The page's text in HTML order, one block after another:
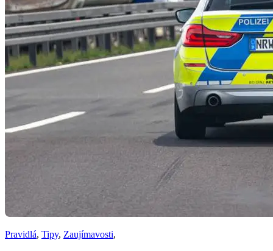
Pravidlá, Tipy, Zaujímavosti,